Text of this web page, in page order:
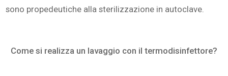
sono propedeutiche alla sterilizzazione in autoclave.
Come si realizza un lavaggio con il termodisinfettore?